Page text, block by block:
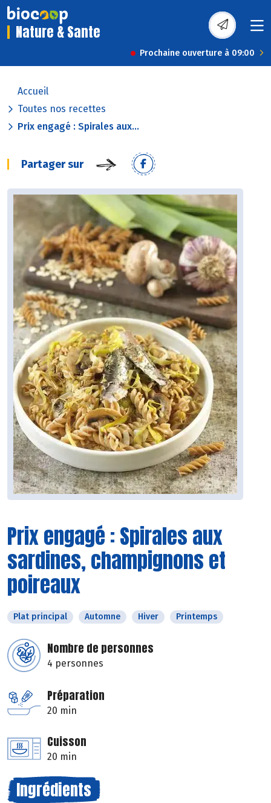
Nature & Sante
Prochaine ouverture à 09:00
Accueil
Toutes nos recettes
Prix engagé : Spirales aux...
Partager sur
Prix engagé : Spirales aux
sardines, champignons et
poireaux
Plat principal Automne Hiver Printemps
Nombre de personnes
4 personnes
Préparation
20 min
Cuisson
20 min
Ingrédients